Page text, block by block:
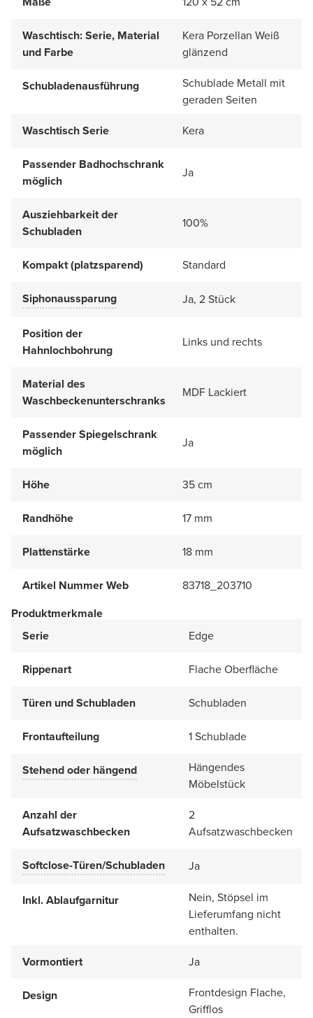
Waschtisch: Serie, Material
und Farbe
Kera Porzellan Weiß
glänzend
Schubladenausführung
Schublade Metall mit
geraden Seiten
Waschtisch Serie
Kera
Passender Badhochschrank
möglich
Ja
Ausziehbarkeit der
Schubladen
100%
Kompakt (platzsparend) Standard
Siphonaussparung Ja, 2 Stück
Position der
Hahnlochbohrung
Links und rechts
Material des
Waschbeckenunterschranks
MDF Lackiert
Passender Spiegelschrank
möglich
Ja
Höhe 35 cm
Randhöhe 17 mm
Plattenstärke 18 mm
Artikel Nummer Web
83718_203710
Produktmerkmale
Serie
Edge
Rippenart Flache Oberfläche
Türen und Schubladen Schubladen
Frontaufteilung 1 Schublade
Stehend oder hängend
Hängendes
Möbelstück
Anzahl der
Aufsatzwaschbecken
2
Aufsatzwaschbecken
Softclose-Türen/Schubladen Ja
Inkl. Ablaufgarnitur
Nein, Stöpsel im
Lieferumfang nicht
enthalten.
Vormontiert
Ja
Design
Frontdesign Flache,
Grifflos